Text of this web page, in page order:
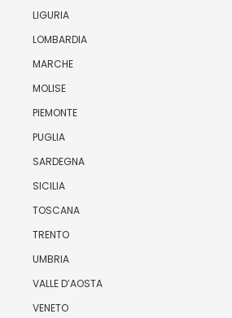
LIGURIA
LOMBARDIA
MARCHE
MOLISE
PIEMONTE
PUGLIA
SARDEGNA
SICILIA
TOSCANA
TRENTO
UMBRIA
VALLE D’AOSTA
VENETO